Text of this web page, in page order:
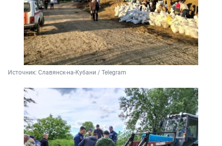
Источник: Славянск-на-Кубани / Telegram